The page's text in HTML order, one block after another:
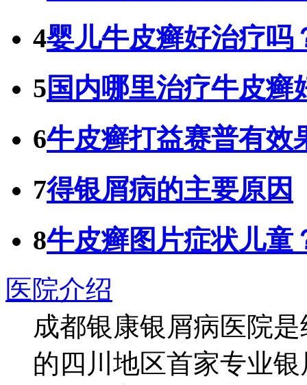
4婴儿牛皮癣好治疗吗
5国内哪里治疗牛皮癣
6牛皮癣打益赛普有效
7得银屑病的主要原因
8牛皮癣图片症状儿童
医院介绍
成都银康银屑病医院
的四川地区首家专业